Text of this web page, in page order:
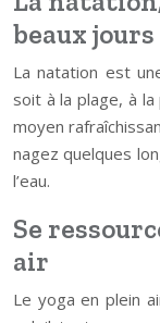
beaux jours
La natation est
soit à la plage, à
moyen
nagez quelques
l’eau.
Se
air
Le yoga en plein